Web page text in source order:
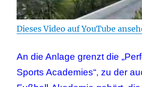
Dieses Video auf YouTube
An die Anlage grenzt die
Sports Academies“, zu der